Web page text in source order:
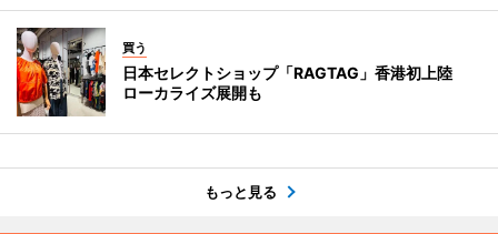
買う
日本セレクトショップ「RAGTAG」香港初上陸
ローカライズ展開も
もっと見る